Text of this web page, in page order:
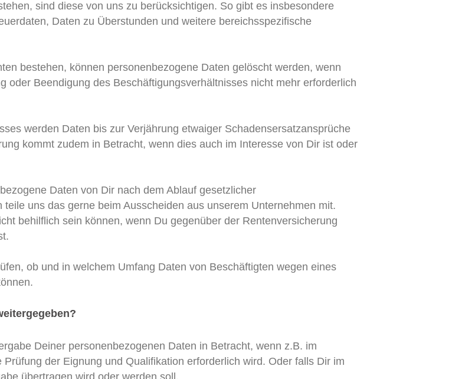
sind diese von uns zu berücksichtigen. So gibt es insbesondere
Daten zu Überstunden und weitere bereichsspezifische
bestehen, können personenbezogene Daten gelöscht werden, wenn
oder Beendigung des Beschäftigungsverhältnisses nicht mehr erforderlich
werden Daten bis zur Verjährung etwaiger Schadensersatzansprüche
kommt zudem in Betracht, wenn dies auch im Interesse von Dir ist oder
Daten von Dir nach dem Ablauf gesetzlicher
uns das gerne beim Ausscheiden aus unserem Unternehmen mit.
behilflich sein können, wenn Du gegenüber der Rentenversicherung
ob und in welchem Umfang Daten von Beschäftigten wegen eines
Deiner personenbezogenen Daten in Betracht, wenn z.B. im
der Eignung und Qualifikation erforderlich wird. Oder falls Dir im
übertragen wird oder werden soll.